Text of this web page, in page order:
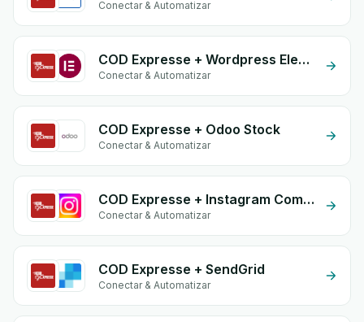
Conectar & Automatizar
COD Expresse + Wordpress Elementor
Conectar & Automatizar
COD Expresse + Odoo Stock
Conectar & Automatizar
COD Expresse + Instagram Comment
Conectar & Automatizar
COD Expresse + SendGrid
Conectar & Automatizar